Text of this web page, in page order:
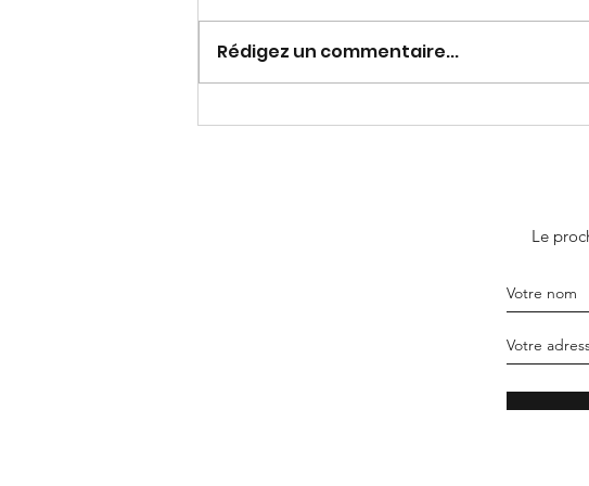
Rosetta Tharpe
Rédigez un commentaire...
Le